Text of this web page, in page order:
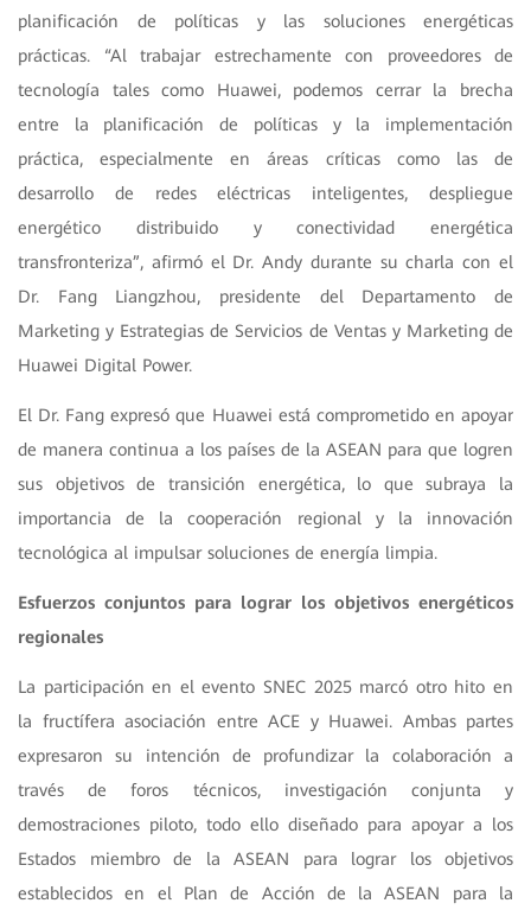
planificación de políticas y las soluciones energéticas
prácticas. “Al trabajar estrechamente con proveedores de
tecnología tales como Huawei, podemos cerrar la brecha
entre la planificación de políticas y la implementación
práctica, especialmente en áreas críticas como las de
desarrollo de redes eléctricas inteligentes, despliegue
energético distribuido y conectividad energética
transfronteriza”, afirmó el Dr. Andy durante su charla con el
Dr. Fang Liangzhou, presidente del Departamento de
Marketing y Estrategias de Servicios de Ventas y Marketing de
Huawei Digital Power.
El Dr. Fang expresó que Huawei está comprometido en apoyar
de manera continua a los países de la ASEAN para que logren
sus objetivos de transición energética, lo que subraya la
importancia de la cooperación regional y la innovación
tecnológica al impulsar soluciones de energía limpia.
Esfuerzos conjuntos para lograr los objetivos energéticos
regionales
La participación en el evento SNEC 2025 marcó otro hito en
la fructífera asociación entre ACE y Huawei. Ambas partes
expresaron su intención de profundizar la colaboración a
través de foros técnicos, investigación conjunta y
demostraciones piloto, todo ello diseñado para apoyar a los
Estados miembro de la ASEAN para lograr los objetivos
establecidos en el Plan de Acción de la ASEAN para la